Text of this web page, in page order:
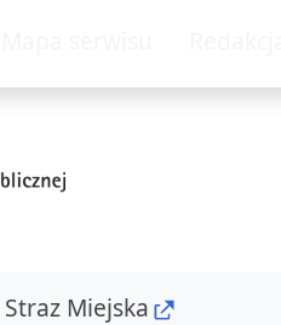
Straz Miejska